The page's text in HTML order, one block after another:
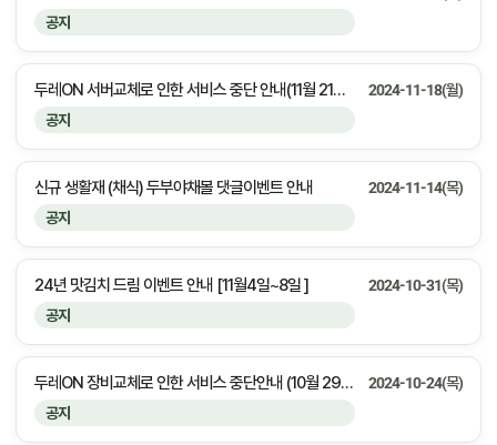
공지
공지
두레ON 서버교체로 인한 서비스 중단 안내(11월 21일 오후 11시부터 22일 오전 3시까지) 2024-11-18(월)
공지
신규 생활재 (채식) 두부야채볼 댓글이벤트 안내 2024-11-14(목)
공지
24년 맛김치 드림 이벤트 안내 [11월4일~8일 ] 2024-10-31(목)
공지
두레ON 장비교체로 인한 서비스 중단안내 (10월 29일 화요일 오전 7시부터 8시까지) 2024-10-24(목)